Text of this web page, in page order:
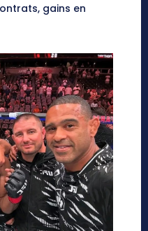
gains en